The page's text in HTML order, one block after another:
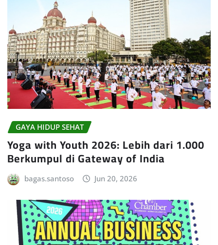
GAYA HIDUP SEHAT
Yoga with Youth 2026: Lebih dari 1.000
Berkumpul di Gateway of India
bagas.santoso Jun 20, 2026